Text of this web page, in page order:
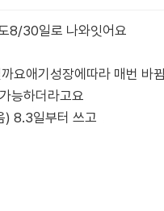
8/30일로 나와잇어요
요애기성장에따라 매번 바
능하더라고요
) 8.3일부터 쓰고